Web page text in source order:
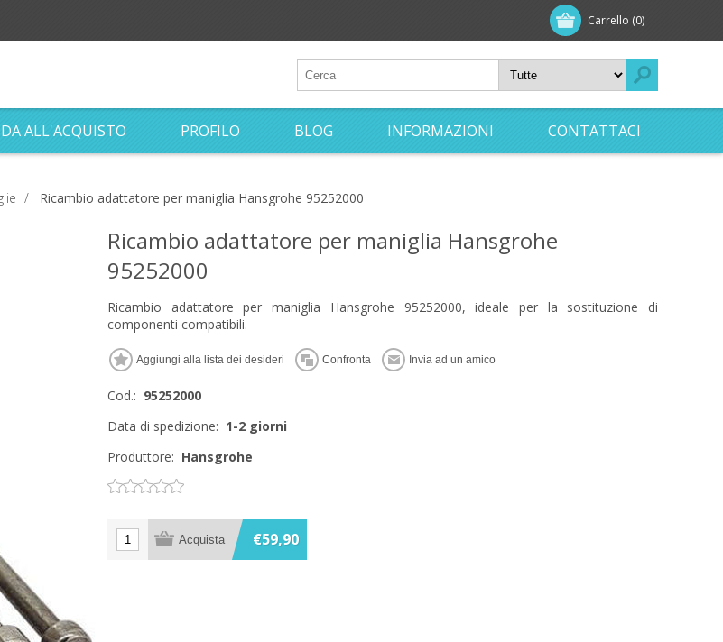
Carrello (0)
ALL'ACQUISTO PROFILO BLOG INFORMAZIONI CONTATTACI
/ Ricambio adattatore per maniglia Hansgrohe 95252000
Ricambio adattatore per maniglia Hansgrohe
95252000
Ricambio adattatore per maniglia Hansgrohe 95252000, ideale per la sostituzione di
componenti compatibili.
Cod.: 95252000
Data di spedizione: 1-2 giorni
Produttore: Hansgrohe
€59,90